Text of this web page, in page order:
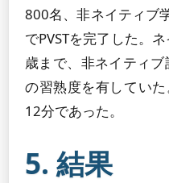
800名、非ネイティブ
でPVSTを完了した。
歳まで、非ネイティ
の習熟度を有してい
12分であった。
5. 結果